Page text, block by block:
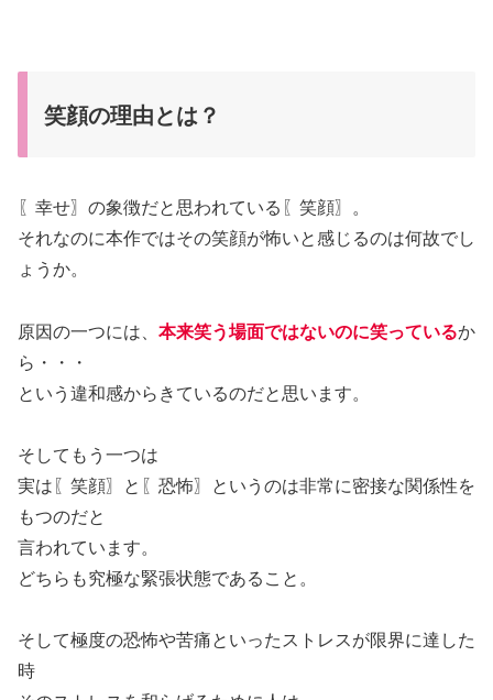
笑顔の理由とは？
〖幸せ〗の象徴だと思われている〖笑顔〗。
それなのに本作ではその笑顔が怖いと感じるのは何故でし
ょうか。
原因の一つには、 本来笑う場面ではないのに笑っているか
ら・・・
という違和感からきているのだと思います。
そしてもう一つは
実は〖笑顔〗と〖恐怖〗というのは非常に密接な関係性を
もつのだと
言われています。
どちらも究極な緊張状態であること。
そして極度の恐怖や苦痛といったストレスが限界に達した
時